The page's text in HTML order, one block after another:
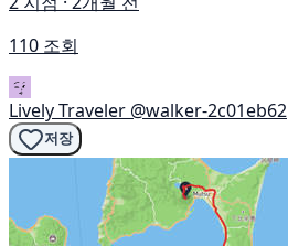
110 조회
Lively Traveler @walker-2c01eb62
저장